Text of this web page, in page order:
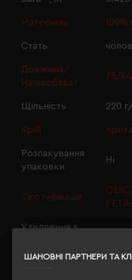
ШАНОВНІ ПАРТНЕРИ ТА
Матеріали 100%
Стать
Довжина/
Напівобхват
75/64
Щільність 220
Крій
Розпакування
упаковки
Ні
Сертифікація
Утеплення з